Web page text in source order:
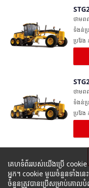
ថាមព
ទំងន់ប្
ប្រវែង
ថាមព
ទំងន់ប្
ប្រវែង
គេហទំព័ររបស់យើងប្រើ cookie
អ្នក។ cookie មួយចំនួនទាំងនេ
ចំនួនត្រូវបានប្រើសម្រាប់គោ